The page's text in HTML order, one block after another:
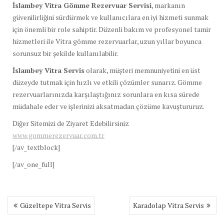
İslambey Vitra Gömme Rezervuar Servisi, markanın
güvenilirliğini sürdürmek ve kullanıcılara en iyi hizmeti sunmak
için önemli bir role sahiptir. Düzenli bakım ve profesyonel tamir
hizmetleri ile Vitra gömme rezervuarlar, uzun yıllar boyunca
sorunsuz bir şekilde kullanılabilir.
İslambey Vitra Servis olarak, müşteri memnuniyetini en üst
düzeyde tutmak için hızlı ve etkili çözümler sunarız. Gömme
rezervuarlarınızda karşılaştığınız sorunlara en kısa sürede
müdahale eder ve işlerinizi aksatmadan çözüme kavuştururuz.
Diğer Sitemizi de Ziyaret Edebilirsiniz
www.gommerezervuar.com.tr
[/av_textblock]
[/av_one_full]
Yazı
gezinmesi
Güzeltepe Vitra Servis Karadolap Vitra Servis